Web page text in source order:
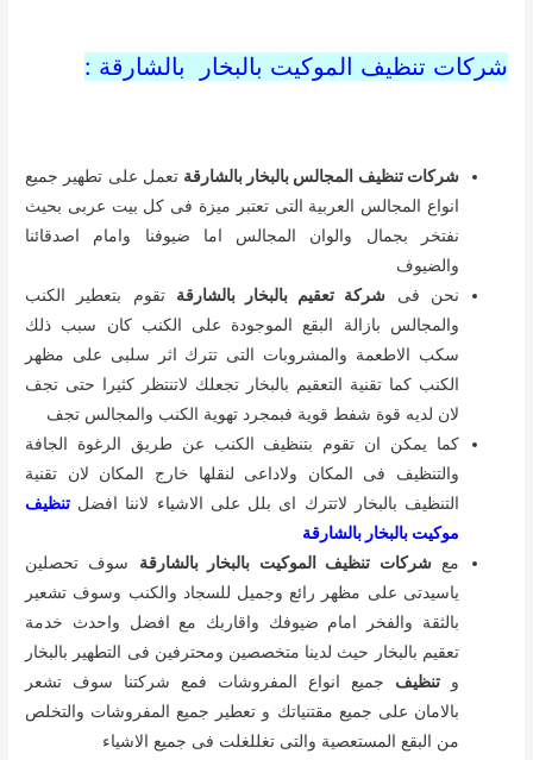
شركات تنظيف الموكيت بالبخار بالشارقة :
شركات تنظيف المجالس بالبخار بالشارقة تعمل على تطهير جميع
انواع المجالس العربية التى تعتبر ميزة فى كل بيت عربى بحيث
نفتخر بجمال والوان المجالس اما ضيوفنا وامام اصدقائنا
والضيوف
نحن فى شركة تعقيم بالبخار بالشارقة تقوم بتعطير الكنب
والمجالس بازالة البقع الموجودة على الكنب كان سبب ذلك
سكب الاطعمة والمشروبات التى تترك اثر سلبى على مظهر
الكنب كما تقنية التعقيم بالبخار تجعلك لاتنتظر كثيرا حتى تجف
لان لديه قوة شفط قوية فبمجرد تهوية الكنب والمجالس تجف
كما يمكن ان تقوم بتنظيف الكنب عن طريق الرغوة الجافة
والتنظيف فى المكان ولاداعى لنقلها خارج المكان لان تقنية
التنظيف بالبخار لاتترك اى بلل على الاشياء لاننا افضل تنظيف
موكيت بالبخار بالشارقة
معشركات تنظيف الموكيت بالبخار بالشارقة سوف تحصلين
ياسيدتى على مظهر رائع وجميل للسجاد والكنب وسوف تشعير
بالثقة والفخر امام ضيوفك واقاربك مع افضل واحدث خدمة
تعقيم بالبخار حيث لدينا متخصصين ومحترفين فى التطهير بالبخار
وتنظيف جميع انواع المفروشات فمع شركتنا سوف تشعر
بالامان على جميع مقتنياتك و تعطير جميع المفروشات والتخلص
من البقع المستعصية والتى تغللغلت فى جميع الاشياء